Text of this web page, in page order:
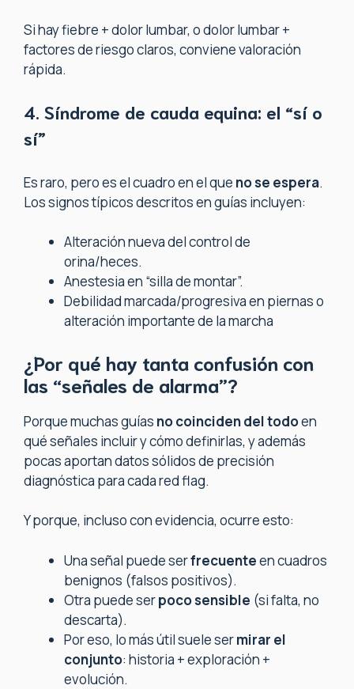
Si hay fiebre + dolor lumbar, o dolor lumbar +
factores de riesgo claros, conviene valoración
rápida.
4. Síndrome de cauda equina: el “sí o
sí”
Es raro, pero es el cuadro en el que no se espera.
Los signos típicos descritos en guías incluyen:
Alteración nueva del control de
orina/heces.
Anestesia en “silla de montar”.
Debilidad marcada/progresiva en piernas o
alteración importante de la marcha
¿Por qué hay tanta confusión con
las “señales de alarma”?
Porque muchas guías no coinciden del todoen
qué señales incluir y cómo definirlas, y además
pocas aportan datos sólidos de precisión
diagnóstica para cada red flag.
Y porque, incluso con evidencia, ocurre esto:
Una señal puede serfrecuenteen cuadros
benignos (falsos positivos).
Otra puede serpoco sensible (si falta, no
descarta).
Por eso, lo más útil suele sermirar el
conjunto: historia + exploración +
evolución.